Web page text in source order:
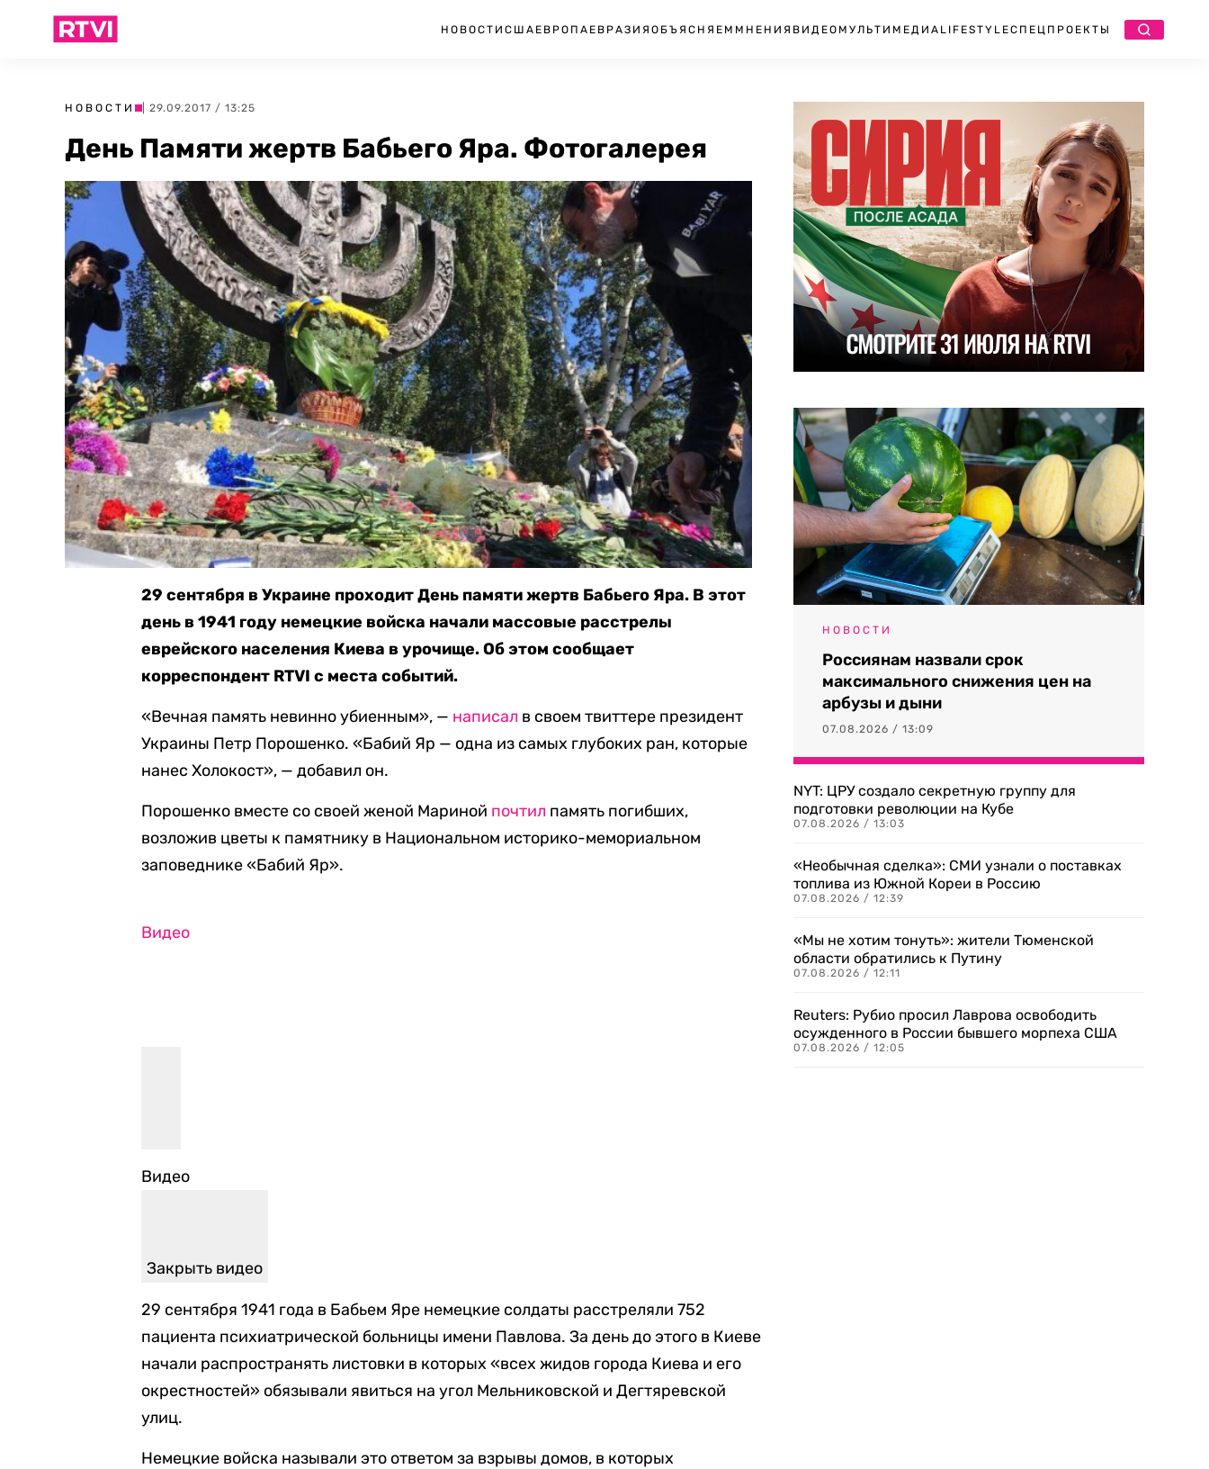
НОВОСТИ США ЕВРОПА ЕВРАЗИЯ ОБЪЯСНЯЕМ МНЕНИЯ ВИДЕО МУЛЬТИМЕДИА LIFESTYLEСПЕЦПРОЕКТЫ
НОВОСТИ | 29.09.2017 / 13:25
День Памяти жертв Бабьего Яра. Фотогалерея
29 сентября в Украине проходит День памяти жертв Бабьего Яра. В этот
день в 1941 году немецкие войска начали массовые расстрелы
еврейского населения Киева в урочище. Об этом сообщает
корреспондент RTVI с места событий.
«Вечная память невинно убиенным», — написал в своем твиттере президент
Украины Петр Порошенко. «Бабий Яр — одна из самых глубоких ран, которые
нанес Холокост», — добавил он.
Порошенко вместе со своей женой Мариной почтил память погибших,
возложив цветы к памятнику в Национальном историко-мемориальном
заповеднике «Бабий Яр».
Видео
Видео
Закрыть видео
29 сентября 1941 года в Бабьем Яре немецкие солдаты расстреляли 752
пациента психиатрической больницы имени Павлова. За день до этого в Киеве
начали распространять листовки в которых «всех жидов города Киева и его
окрестностей» обязывали явиться на угол Мельниковской и Дегтяревской
улиц.
Немецкие войска называли это ответом за взрывы домов, в которых
НОВОСТИ
Россиянам назвали срок
максимального снижения цен на
арбузы и дыни
07.08.2026 / 13:09
NYT: ЦРУ создало секретную группу для
подготовки революции на Кубе
07.08.2026 / 13:03
«Необычная сделка»: СМИ узнали о поставках
топлива из Южной Кореи в Россию
07.08.2026 / 12:39
«Мы не хотим тонуть»: жители Тюменской
области обратились к Путину
07.08.2026 / 12:11
Reuters: Рубио просил Лаврова освободить
осужденного в России бывшего морпеха США
07.08.2026 / 12:05